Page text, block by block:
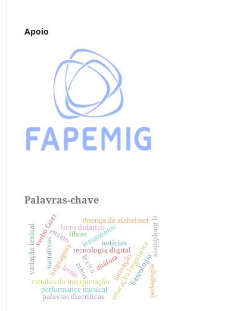
Apoio
Palavras-chave
linguagens
letramentos
ensino
tecnologia digitaleducação linguística
xiangdong li
estudos da interpretação
doença de alzheimer
narrativas interação
verbo fazer
anáfora
livro didático
performance musical
ethos fraseologia
palavras diacríticas
léxico
libras
variação lexical notícias
letras pedagogia